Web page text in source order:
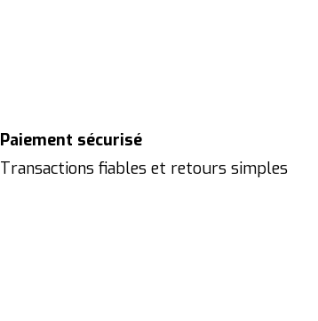
Paiement sécurisé
Transactions fiables et retours simples